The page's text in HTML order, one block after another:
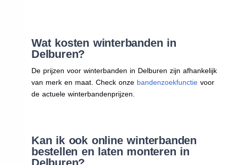
Wat kosten winterbanden in
Delburen?
De prijzen voor winterbanden in Delburen zijn afhankelijk
van merk en maat. Check onze bandenzoekfunctievoor
de actuele winterbandenprijzen.
Kan ik ook online winterbanden
bestellen en laten monteren in